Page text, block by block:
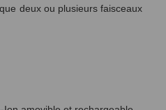
deux ou plusieurs faisceaux